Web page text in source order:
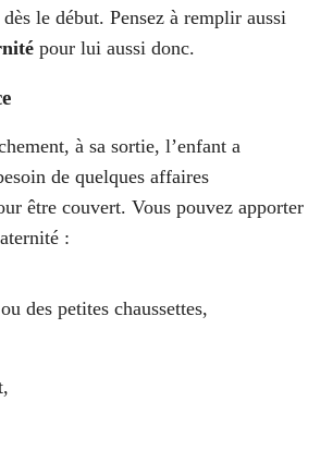
le début. Pensez à remplir aussi
pour lui aussi donc.
à sa sortie, l’enfant a
de quelques affaires
être couvert. Vous pouvez apporter
:
des petites chaussettes,